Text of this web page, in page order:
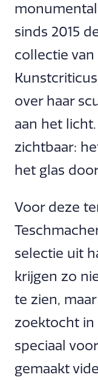
sinds 2015
collectie
over haar
aan het
zichtbaar:
het glas
Voor deze
selectie uit
krijgen zo
te zien,
zoektocht in
speciaal
gemaakt